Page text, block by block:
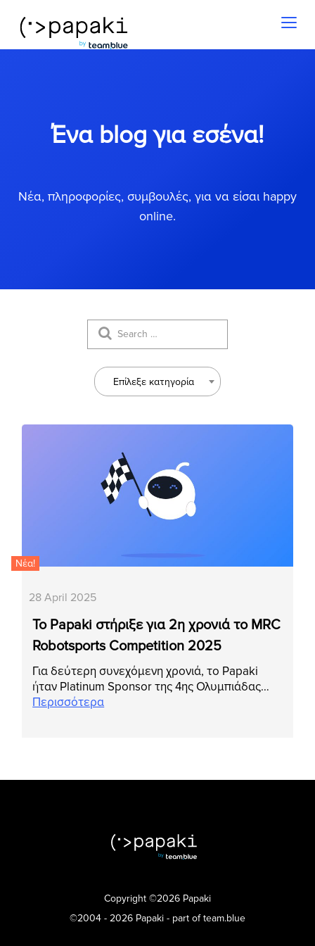
Ένα blog για εσένα!
Νέα, πληροφορίες, συμβουλές, για να είσαι happy
online.
Επίλεξε κατηγορία
Νέα!
28 April 2025
Το Papaki στήριξε για 2η χρονιά το MRC
Robotsports Competition 2025
Για δεύτερη συνεχόμενη χρονιά, το Papaki
ήταν Platinum Sponsor της 4ης Ολυμπιάδας…
Περισσότερα
Copyright ©2026 Papaki
©2004 - 2026 Papaki - part of team.blue